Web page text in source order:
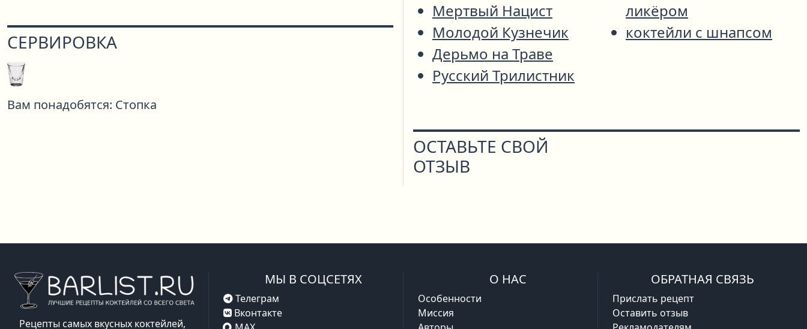
СЕРВИРОВКА
Вам понадобятся: Стопка
Мертвый Нацист
Молодой Кузнечик
Дерьмо на Траве
Русский Трилистник
ликёром
коктейли с шнапсом
ОСТАВЬТЕ СВОЙ
ОТЗЫВ
Рецепты самых вкусных коктейлей,
МЫ В СОЦСЕТЯХ
Телеграм
Вконтакте
О НАС
Особенности
Миссия
ОБРАТНАЯ СВЯЗЬ
Прислать рецепт
Оставить отзыв